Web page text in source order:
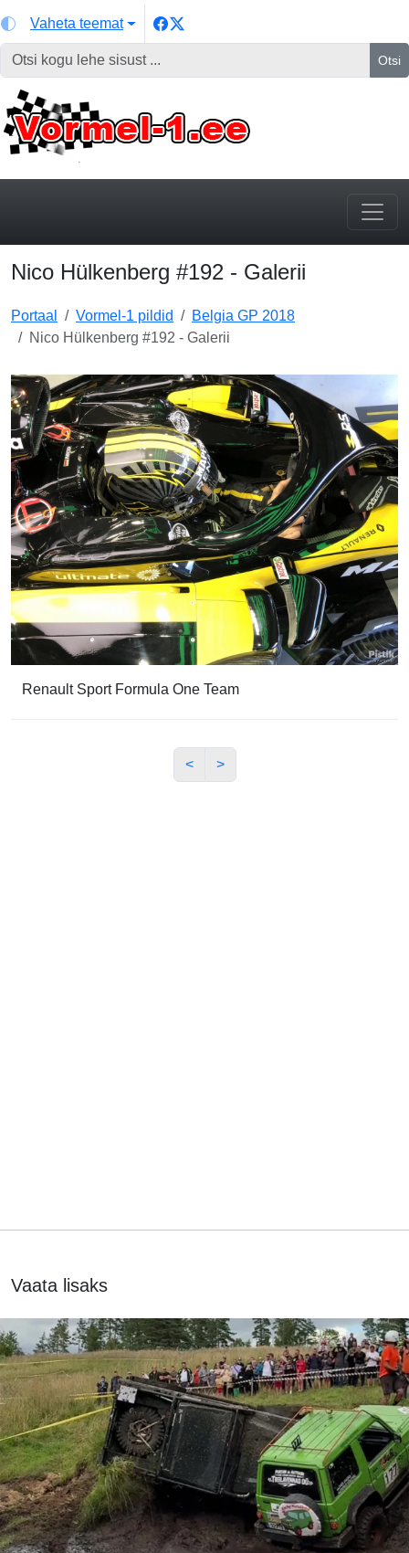
Vaheta teemat
Otsi
Nico Hülkenberg #192 - Galerii
Portaal Vormel-1 pildid
Belgia GP 2018
Nico Hülkenberg #192 - Galerii
Renault Sport Formula One Team
< >
Vaata lisaks